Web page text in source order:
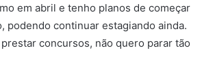
em abril e tenho planos de começar
podendo continuar estagiando ainda.
concursos, não quero parar tão